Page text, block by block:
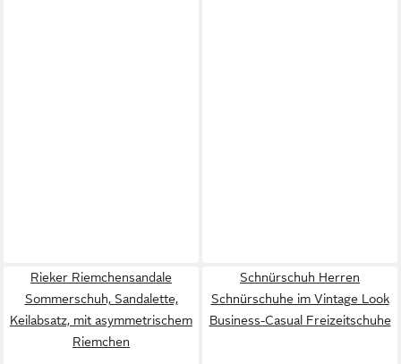
Rieker Riemchensandale
Sommerschuh, Sandalette,
Keilabsatz, mit asymmetrischem
Riemchen
Schnürschuh Herren
Schnürschuhe im Vintage Look
Business-Casual Freizeitschuhe